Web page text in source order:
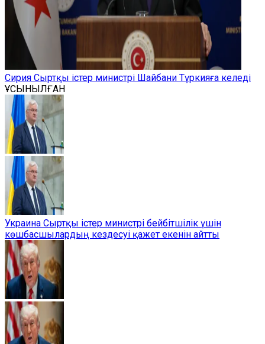
Сирия Сыртқы істер министрі Шайбани Түркияға келеді
ҰСЫНЫЛҒАН
Украина Сыртқы істер министрі бейбітшілік үшін
көшбасшылардың кездесуі қажет екенін айтты